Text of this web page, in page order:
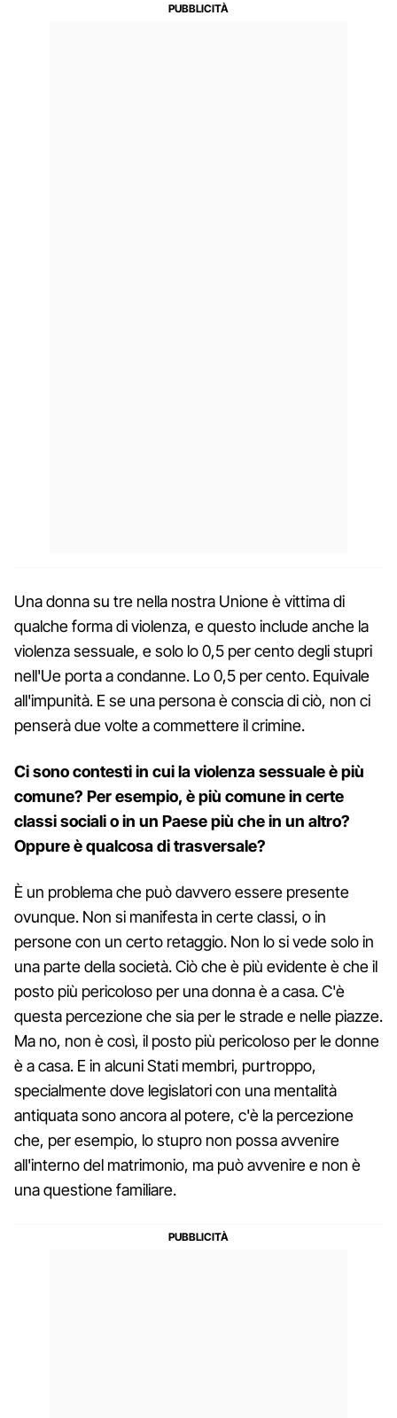
Una donna su tre nella nostra Unione è vittima di
qualche forma di violenza, e questo include anche la
violenza sessuale, e solo lo 0,5 per cento degli stupri
nell'Ue porta a condanne. Lo 0,5 per cento. Equivale
all'impunità. E se una persona è conscia di ciò, non ci
penserà due volte a commettere il crimine.
Ci sono contesti in cui la violenza sessuale è più
comune? Per esempio, è più comune in certe
classi sociali o in un Paese più che in un altro?
Oppure è qualcosa di trasversale?
È un problema che può davvero essere presente
ovunque. Non si manifesta in certe classi, o in
persone con un certo retaggio. Non lo si vede solo in
una parte della società. Ciò che è più evidente è che il
posto più pericoloso per una donna è a casa. C'è
questa percezione che sia per le strade e nelle piazze.
Ma no, non è così, il posto più pericoloso per le donne
è a casa. E in alcuni Stati membri, purtroppo,
specialmente dove legislatori con una mentalità
antiquata sono ancora al potere, c'è la percezione
che, per esempio, lo stupro non possa avvenire
all'interno del matrimonio, ma può avvenire e non è
una questione familiare.